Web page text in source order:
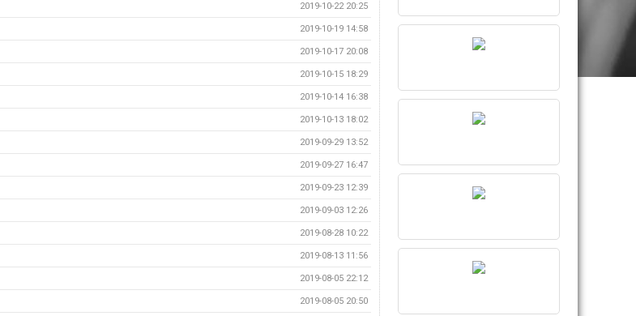
2019-10-22 20:25
2019-10-19 14:58
2019-10-17 20:08
2019-10-15 18:29
2019-10-14 16:38
2019-10-13 18:02
2019-09-29 13:52
2019-09-27 16:47
2019-09-23 12:39
2019-09-03 12:26
2019-08-28 10:22
2019-08-13 11:56
2019-08-05 22:12
2019-08-05 20:50